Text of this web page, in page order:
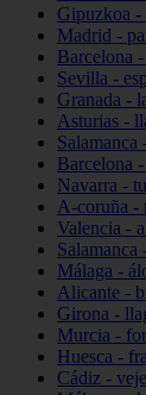
Gipuzkoa -
Madrid -
Barcelona
Sevilla -
Granada -
Asturias -
Salamanca
Barcelona
Navarra -
A-coruña -
Valencia -
Salamanca
Málaga -
Alicante -
Girona -
Murcia -
Huesca -
Cádiz -